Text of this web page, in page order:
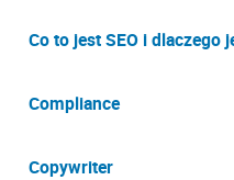
Co to jest SEO i dlaczego
Compliance
Copywriter